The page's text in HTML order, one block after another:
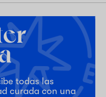
todas las
curada con una